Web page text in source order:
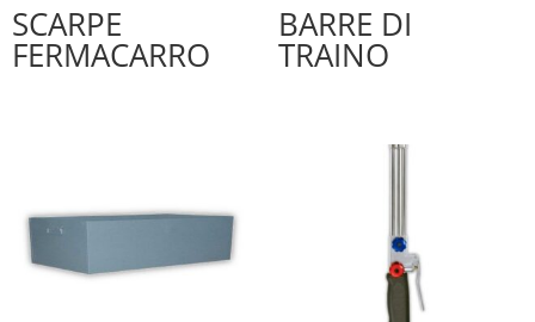
SCARPE
FERMACARRO
BARRE DI
TRAINO